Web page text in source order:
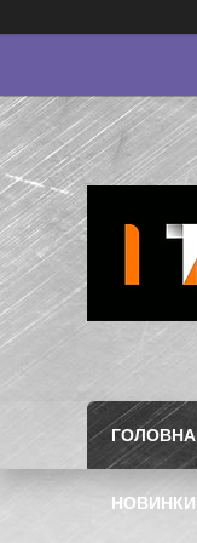
ГОЛОВНА
НОВИНКИ